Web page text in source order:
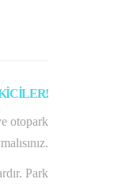
otopark
Park